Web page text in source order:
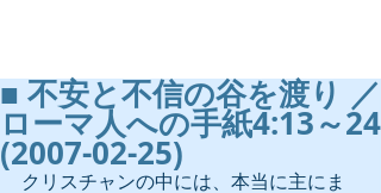
■ 不安と不信の谷を渡り ／
ローマ人への手紙4:13～24
(2007-02-25)
クリスチャンの中には、本当に主にま